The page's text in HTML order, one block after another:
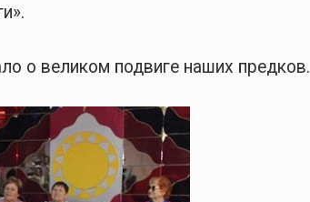
о великом подвиге наших предков.